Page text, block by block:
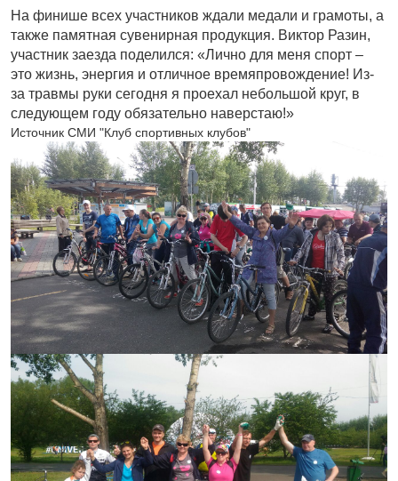
На финише всех участников ждали медали и грамоты, а
также памятная сувенирная продукция. Виктор Разин,
участник заезда поделился: «Лично для меня спорт –
это жизнь, энергия и отличное времяпровождение! Из-
за травмы руки сегодня я проехал небольшой круг, в
следующем году обязательно наверстаю!»
Источник СМИ "Клуб спортивных клубов"